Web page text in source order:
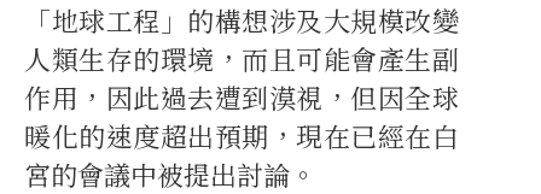
「地球工程」的構想涉及大規模改變
人類生存的環境，而且可能會產生副
作用，因此過去遭到漠視，但因全球
暖化的速度超出預期，現在已經在白
宮的會議中被提出討論。